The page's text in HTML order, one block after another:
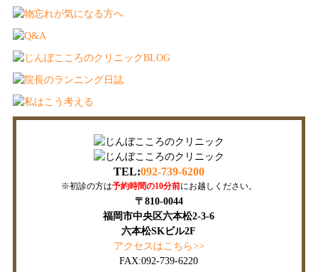
TEL:092-739-6200
※初診の方は予約時間の10分前にお越しください。
〒810-0044
福岡市中央区六本松2-3-6
六本松SKビル2F
アクセスはこちら>>
FAX:092-739-6220